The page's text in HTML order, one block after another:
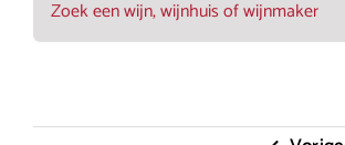
naar: